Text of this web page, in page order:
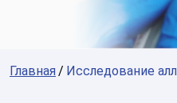
Главная Исследование